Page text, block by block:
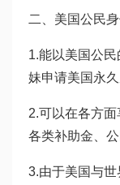
二、美国公民
1.能以美国公
妹申请美国永
2.可以在各方面
各类补助金、
3.由于美国与